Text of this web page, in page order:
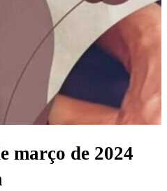
março de 2024